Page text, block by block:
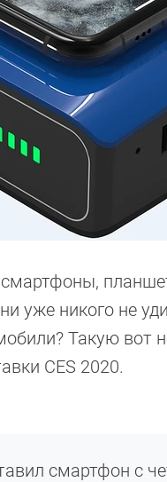
уже никого не
Такую вот
CES 2020.
смартфон с